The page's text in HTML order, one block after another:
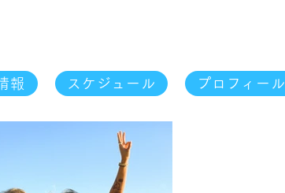
報 スケジュール プロフィール